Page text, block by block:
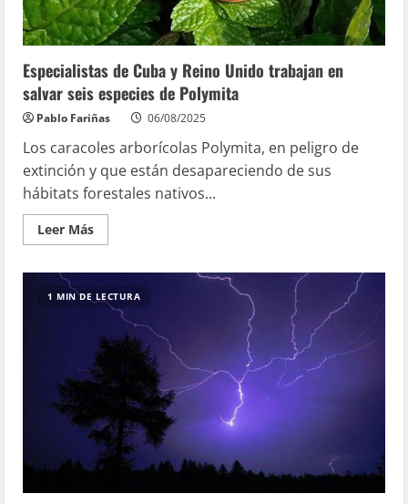
Especialistas de Cuba y Reino Unido trabajan en
salvar seis especies de Polymita
Pablo Fariñas 06/08/2025
Los caracoles arborícolas Polymita, en peligro de
extinción y que están desapareciendo de sus
hábitats forestales nativos...
Leer Más
1 MIN DE LECTURA